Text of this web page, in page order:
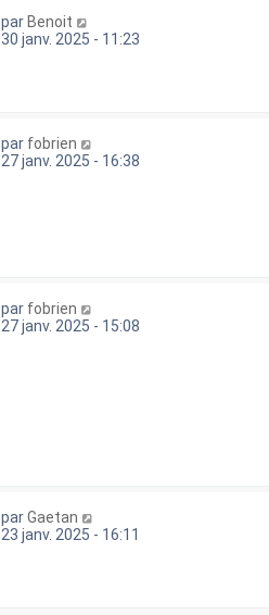
par Benoit
30 janv. 2025 - 11:23
par fobrien
27 janv. 2025 - 16:38
par fobrien
27 janv. 2025 - 15:08
parGaetan
23 janv. 2025 - 16:11